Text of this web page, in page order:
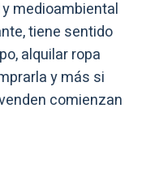
medioambiental
tiene sentido
alquilar ropa
y más si
comienzan